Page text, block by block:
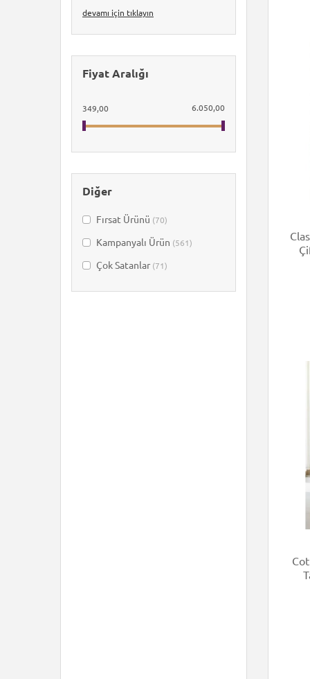
Ephemeris(2)
Hobby(92)
Nevresim Dünyası(44)
Özdilek(121)
devamı için tıklayın
Fiyat Aralığı
349,00 6.050,00
Diğer
Fırsat Ürünü (70)
Kampanyalı Ürün (561)
Çok Satanlar (71)